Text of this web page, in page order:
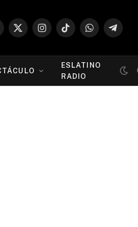
X
InstagramTikTokWhatsApp
ESLATINO
RADIO